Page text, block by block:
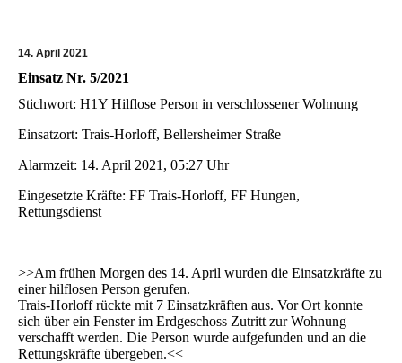
14. April 2021
Einsatz Nr. 5/2021
Stichwort: H1Y Hilflose Person in verschlossener Wohnung
Einsatzort: Trais-Horloff, Bellersheimer Straße
Alarmzeit: 14. April 2021, 05:27 Uhr
Eingesetzte Kräfte: FF Trais-Horloff, FF Hungen,
Rettungsdienst
>>Am frühen Morgen des 14. April wurden die Einsatzkräfte zu
einer hilflosen Person gerufen.
Trais-Horloff rückte mit 7 Einsatzkräften aus. Vor Ort konnte
sich über ein Fenster im Erdgeschoss Zutritt zur Wohnung
verschafft werden. Die Person wurde aufgefunden und an die
Rettungskräfte übergeben.<<